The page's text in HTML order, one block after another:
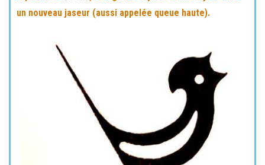
un nouveau jaseur (aussi appelée queue haute).